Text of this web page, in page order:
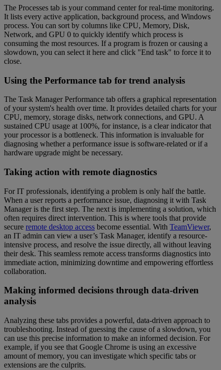
The Processes tab is your command center for real-time monitoring.
It lists every active application, background process, and Windows
process. You can sort by columns like CPU, Memory, Disk,
Network, and GPU 0 to quickly identify which process is
consuming the most resources. If a program is frozen or causing a
slowdown, you can select it here and click "End task" to force it to
close.
Using the Performance tab for trend analysis
The Task Manager Performance tab offers a graphical representation
of your system's health over time. It provides detailed charts for your
CPU, memory, storage disks, network connections, and GPU. A
sustained CPU usage at 100%, for instance, is a clear indicator that
your processor is a bottleneck. This information is invaluable for
diagnosing whether a performance issue is software-related or if a
hardware upgrade might be necessary.
Taking action with remote diagnostics
For IT professionals, identifying a problem is only half the battle.
When a user reports a performance issue, diagnosing it with Task
Manager is the first step. The next is implementing a solution, which
often requires direct intervention. This is where tools that provide
secure remote desktop access become essential. With TeamViewer,
an IT admin can view a user’s Task Manager, identify a resource-
intensive process, and resolve the issue directly, all without leaving
their desk. This seamless remote access transforms diagnostics into
immediate action, minimizing downtime and empowering effortless
collaboration.
Making informed decisions through data-driven
analysis
Analyzing these tabs provides a powerful, data-driven approach to
troubleshooting. Instead of guessing the cause of a slowdown, you
can use this precise information to make an informed decision. For
example, if you see that Google Chrome is using an excessive
amount of memory, you can investigate which specific tabs or
extensions are the culprits.